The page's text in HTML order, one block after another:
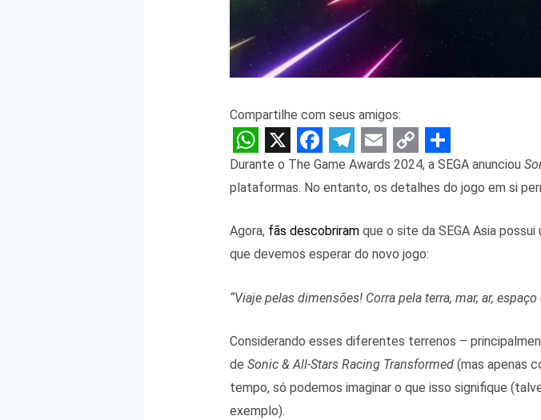
Compartilhe com seus amigos:
W
h
t
s
A
p
X F
a
e
b
o
k
T
e
e
g
r
m
E
m
i
l
C
o
y
L
i
k
S
h
r
e
Durante o The Game Awards 2024, a SEGA anunciou
plataformas. No entanto, os detalhes do jogo em si
Agora, fãs descobriramque o site da SEGA Asia
que devemos esperar do novo jogo:
“Viaje pelas dimensões! Corra pela terra, mar, ar,
Considerando esses diferentes terrenos –
de Sonic & All-Stars Racing Transformed(mas apenas
tempo, só podemos imaginar o que isso signifique
exemplo).